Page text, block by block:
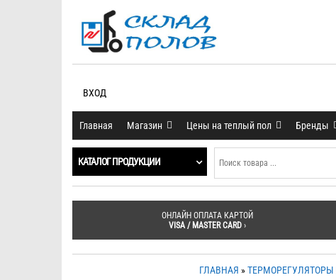
ВХОД
Главная Магазин Цены на теплый пол Бренды
КАТАЛОГ ПРОДУКЦИИ
ОНЛАЙН ОПЛАТА КАРТОЙ
VISA / MASTER CARD›
ГЛАВНАЯ »